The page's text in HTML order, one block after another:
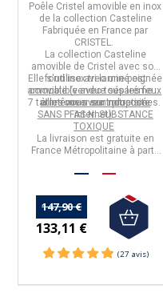
Poêle Cristel amovible en inox
de la collection Casteline
Fabriquée en France par
CRISTEL.
La collection Casteline
amovible de Cristel avec son
fond inox tri laminé est
compatible avec tous les feux
et même avec induction.
Elles'utilise avec une poignée
amovible(vendue séparément,
à retrouver sur notre site
internet).
7 taillesvous sont proposées.
SANS PFAS NI SUBSTANCE
TOXIQUE
La livraison est gratuite en
France Métropolitaine à partir
147,90 €
133,11 €